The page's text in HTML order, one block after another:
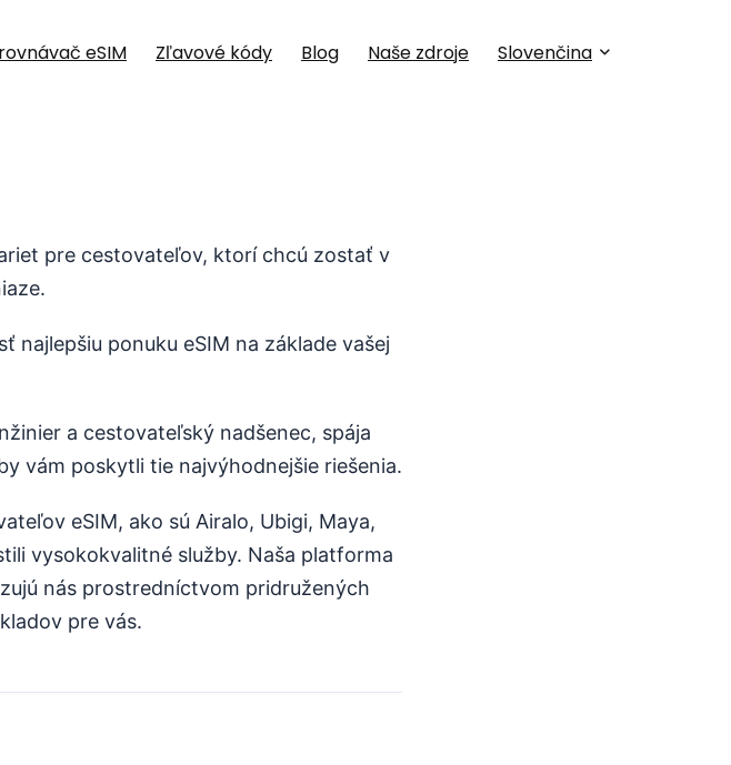
eSIM Zľavové kódy Blog Naše zdroje Slovenčina
pre cestovateľov, ktorí chcú zostať v
najlepšiu ponuku eSIM na základe vašej
a cestovateľský nadšenec, spája
vám poskytli tie najvýhodnejšie riešenia.
eSIM, ako sú Airalo, Ubigi, Maya,
vysokokvalitné služby. Naša platforma
nás prostredníctvom pridružených
pre vás.